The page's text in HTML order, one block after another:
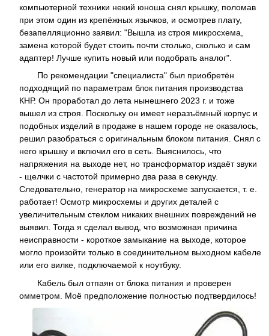
компьютерной техники некий юноша снял крышку, поломав
при этом один из крепёжных язычков, и осмотрев плату,
безапелляционно заявил: "Вышла из строя микросхема,
замена которой будет стоить почти столько, сколько и сам
адаптер! Лучше купить новый или подобрать аналог".
По рекомендации "специалиста" был приобретён
подходящий по параметрам блок питания производства
КНР. Он проработал до лета нынешнего 2023 г. и тоже
вышел из строя. Поскольку он имеет неразъёмный корпус и
подобных изделий в продаже в нашем городе не оказалось,
решил разобраться с оригинальным блоком питания. Снял с
него крышку и включил его в сеть. Выяснилось, что
напряжения на выходе нет, но трансформатор издаёт звуки
- щелчки с частотой примерно два раза в секунду.
Следовательно, генератор на микросхеме запускается, т. е.
работает! Осмотр микросхемы и других деталей с
увеличительным стеклом никаких внешних повреждений не
выявил. Тогда я сделал вывод, что возможная причина
неисправности - короткое замыкание на выходе, которое
могло произойти только в соединительном выходном кабеле
или его вилке, подключаемой к ноутбуку.
Кабель был отпаян от блока питания и проверен
омметром. Моё предположение полностью подтвердилось!